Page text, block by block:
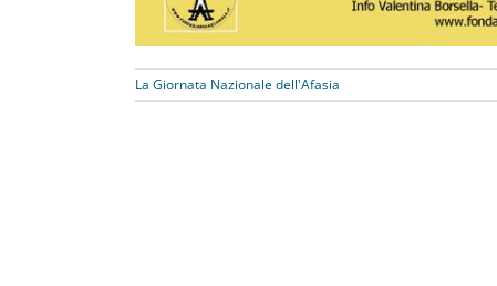
La Giornata Nazionale dell'Afasia